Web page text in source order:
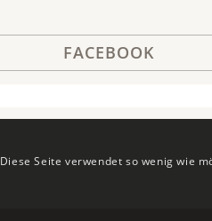
FACEBOOK
Diese Seite verwendet so wenig wie